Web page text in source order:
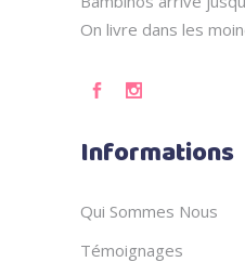
On livre dans les
Informations
Qui Sommes Nous
Témoignages